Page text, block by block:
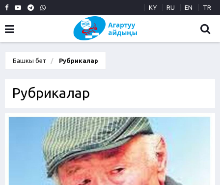
KY RU EN TR
Башкы бет Рубрикалар
Рубрикалар